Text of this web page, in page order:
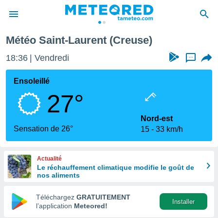
de
en
Météo Saint-Laurent (Creuse)
18:36 Vendredi ...
Ensoleillé
27°
Sensation de 26°
Nord-est
15
33 km/h
Actualité
Le réchauffement climatique modifie le goût de
nos aliments
Téléchargez GRATUITEMENT
l’application Meteored!
Installer